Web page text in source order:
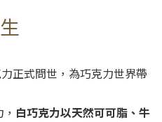
正式問世，為巧克力世界帶
白巧克力以天然可可脂、牛